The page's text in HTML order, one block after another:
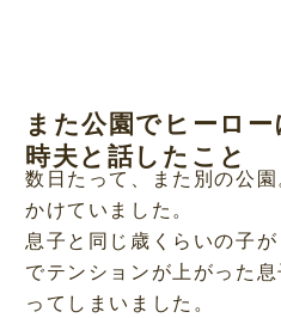
また公園でヒーロ
時夫と話したこと
数日たって、また別の公
かけていました。
息子と同じ歳くらいの子
でテンションが上がった
ってしまいました。